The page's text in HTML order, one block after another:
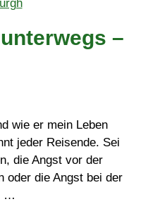
–
wie er mein Leben
jeder Reisende. Sei
die Angst vor der
oder die Angst bei der
…